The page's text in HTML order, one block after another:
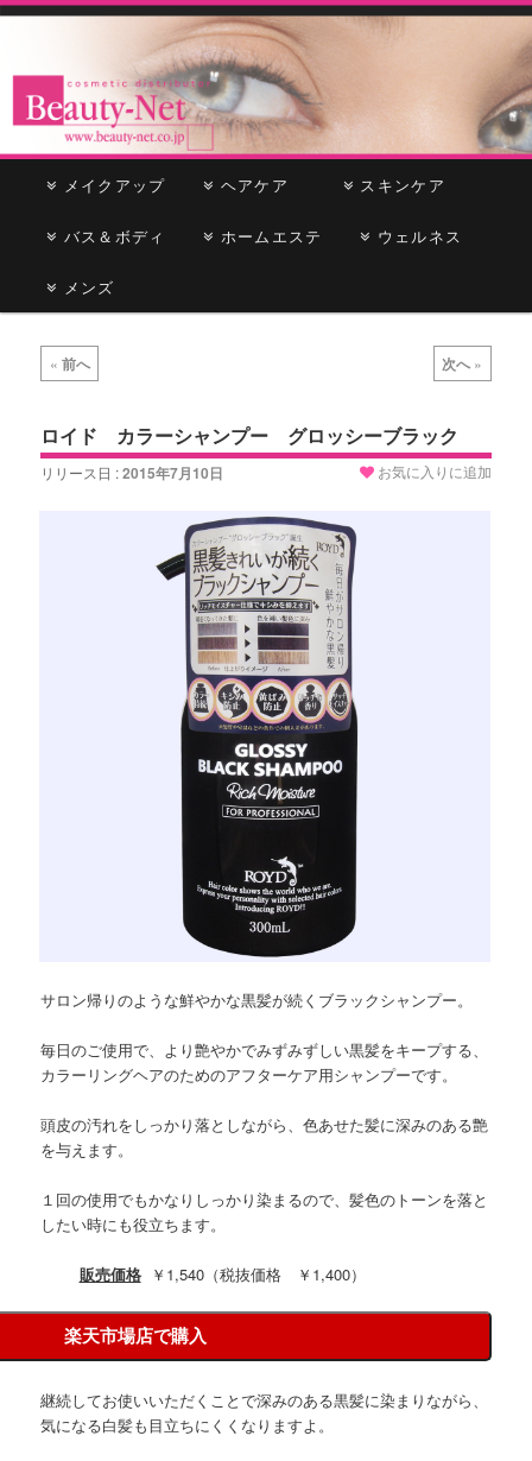
Beauty-Net
cosmetic distributor
ー
メ
イ
ン
テ
サ
ブ
コ
ン
メイクアップ ヘアケア スキンケア
バス＆ボディ ホームエステ ウェルネス
メンズ
稿
ビ
ゲ
ー
« 前へ 次へ »
ロイド カラーシャンプー グロッシーブラック
リリース日 :2015年7月10日 お気に入りに追加
サロン帰りのような鮮やかな黒髪が続くブラックシャンプー。
毎日のご使用で、より艶やかでみずみずしい黒髪をキープする、
カラーリングヘアのためのアフターケア用シャンプーです。
頭皮の汚れをしっかり落としながら、色あせた髪に深みのある艶
を与えます。
１回の使用でもかなりしっかり染まるので、髪色のトーンを落と
したい時にも役立ちます。
販売価格￥1,540（税抜価格 ￥1,400）
楽天市場店で購入
継続してお使いいただくことで深みのある黒髪に染まりながら、
気になる白髪も目立ちにくくなりますよ。